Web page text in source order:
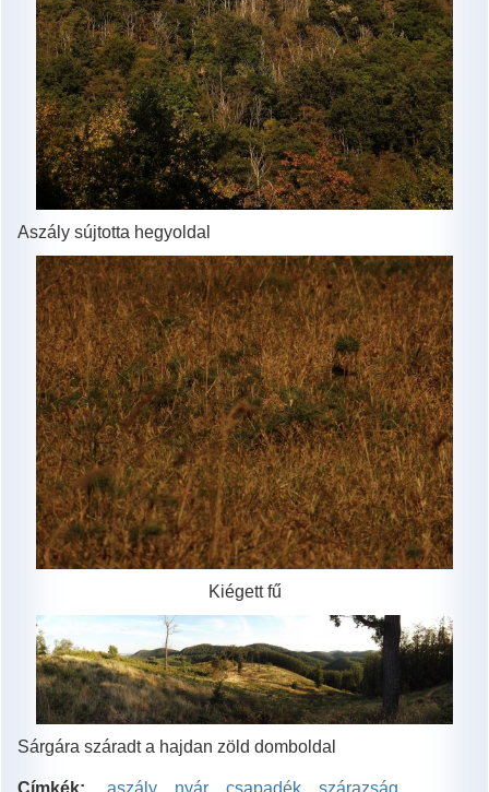
Aszály sújtotta hegyoldal
Kiégett fű
Sárgára száradt a hajdan zöld domboldal